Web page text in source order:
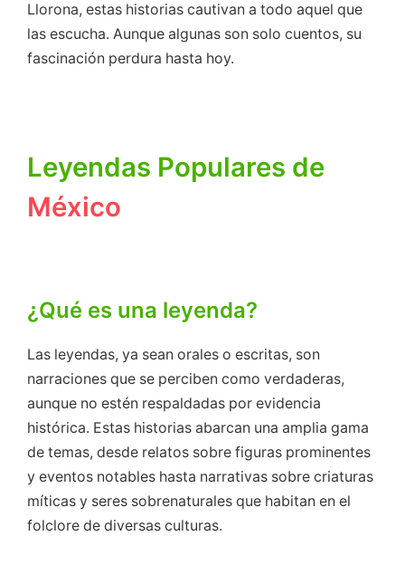
Llorona, estas historias cautivan a todo aquel que
las escucha. Aunque algunas son solo cuentos, su
fascinación perdura hasta hoy.
Leyendas Populares de
México
¿Qué es una leyenda?
Las leyendas, ya sean orales o escritas, son
narraciones que se perciben como verdaderas,
aunque no estén respaldadas por evidencia
histórica. Estas historias abarcan una amplia gama
de temas, desde relatos sobre figuras prominentes
y eventos notables hasta narrativas sobre criaturas
míticas y seres sobrenaturales que habitan en el
folclore de diversas culturas.